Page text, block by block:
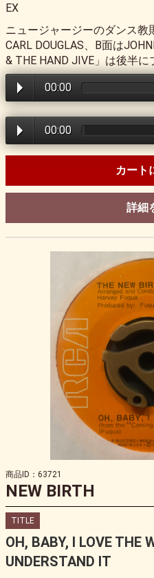
EX
ニュージャージーのダンス教
CARL DOUGLAS、B面は
& THE HAND JIVE」は後半に
00:00
00:00
カート
詳細
商品ID：63721
NEW BIRTH
TITLE
OH, BABY, I LOVE THE
UNDERSTAND IT